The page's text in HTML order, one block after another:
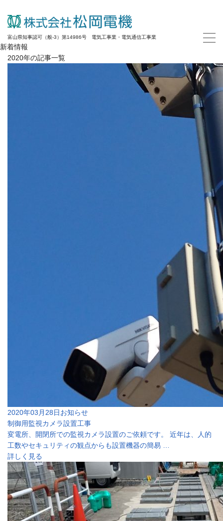
富山県知事認可（般-3）第14986号 電気工事業・電気通信工事業
新着情報
2020年の記事一覧
2020年03月28日お知らせ
制御用監視カメラ設置工事
変電所、開閉所での監視カメラ設置のご依頼です。 近年は、人的
工数やセキュリティの観点からも設置機器の簡易 …
詳しく見る